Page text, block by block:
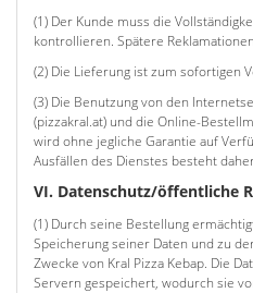
(1) Der Kunde muss die
kontrollieren. Spätere
(2) Die Lieferung ist zum sofortigen
(3) Die Benutzung von den
(pizzakral.at) und die Online-
wird ohne jegliche Garantie auf
Ausfällen des Dienstes besteht
VI. Datenschutz/öffentliche
(1) Durch seine Bestellung
Speicherung seiner Daten und zu
Zwecke von Kral Pizza Kebap. Die
Servern gespeichert, wodurch sie